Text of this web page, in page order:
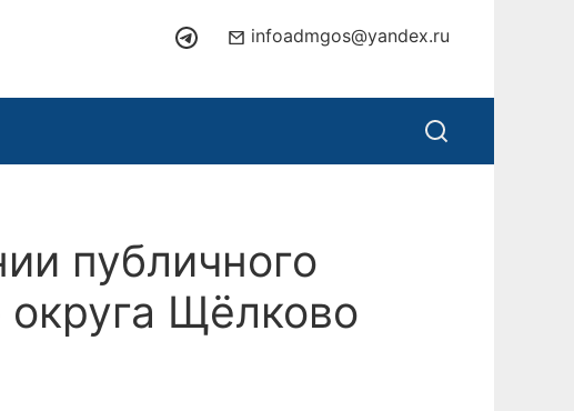
infoadmgos@yandex.ru
публичного
округа Щёлково